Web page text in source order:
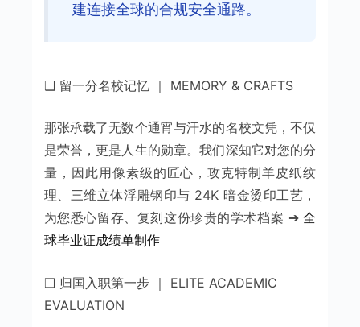
建连接全球的合规安全通路。
❑ 留一分名校记忆 ｜ MEMORY & CRAFTS
那张承载了无数个通宵与汗水的名校文凭，不仅
是荣誉，更是人生的勋章。我们深知它对您的分
量，因此用像素级的匠心，攻克特制羊皮纸纹
理、三维立体浮雕钢印与 24K 暗金烫印工艺，
为您悉心留存、复刻这份珍贵的学术档案 ➔全
球毕业证成绩单制作
❑ 归国入职第一步 ｜ ELITE ACADEMIC
EVALUATION